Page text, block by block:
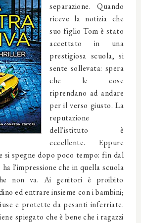
separazione. Quando
riceve la notizia che
suo figlio Tom è stato
accettato in una
prestigiosa scuola, si
sente sollevata: spera
che le cose
riprendano ad andare
per il verso giusto. La
reputazione
dell'istituto è
eccellente. Eppure
si spegne dopo poco tempo: fin dal
l'impressione che in quella scuola
non va. Ai genitori è proibito
ed entrare insieme con i bambini;
e protette da pesanti inferriate.
spiegato che è bene che i ragazzi